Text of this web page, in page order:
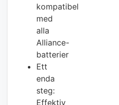
kompatibel
med
alla
Alliance-
batterier
Ett
enda
steg:
Effektiv